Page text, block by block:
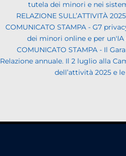
tutela dei minori e nei
RELAZIONE SULL’ATTIVITÀ
COMUNICATO STAMPA - G7
dei minori online e per
COMUNICATO STAMPA - Il
Relazione annuale. Il 2 luglio alla
dell’attività 2025 e